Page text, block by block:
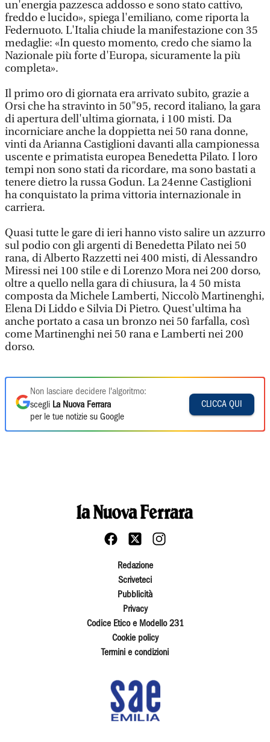
un'energia pazzesca addosso e sono stato cattivo,
freddo e lucido», spiega l'emiliano, come riporta la
Federnuoto. L'Italia chiude la manifestazione con 35
medaglie: «In questo momento, credo che siamo la
Nazionale più forte d'Europa, sicuramente la più
completa».
Il primo oro di giornata era arrivato subito, grazie a
Orsi che ha stravinto in 50"95, record italiano, la gara
di apertura dell'ultima giornata, i 100 misti. Da
incorniciare anche la doppietta nei 50 rana donne,
vinti da Arianna Castiglioni davanti alla campionessa
uscente e primatista europea Benedetta Pilato. I loro
tempi non sono stati da ricordare, ma sono bastati a
tenere dietro la russa Godun. La 24enne Castiglioni
ha conquistato la prima vittoria internazionale in
carriera.
Quasi tutte le gare di ieri hanno visto salire un azzurro
sul podio con gli argenti di Benedetta Pilato nei 50
rana, di Alberto Razzetti nei 400 misti, di Alessandro
Miressi nei 100 stile e di Lorenzo Mora nei 200 dorso,
oltre a quello nella gara di chiusura, la 4 50 mista
composta da Michele Lamberti, Niccolò Martinenghi,
Elena Di Liddo e Silvia Di Pietro. Quest'ultima ha
anche portato a casa un bronzo nei 50 farfalla, così
come Martinenghi nei 50 rana e Lamberti nei 200
dorso.
Non lasciare decidere l'algoritmo:
scegli La Nuova Ferrara
per le tue notizie su Google
CLICCA QUI
Redazione
Scriveteci
Pubblicità
Privacy
Codice Etico e Modello 231
Cookie policy
Termini e condizioni